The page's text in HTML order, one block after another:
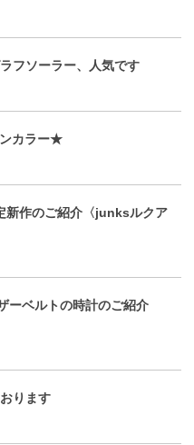
フソーラー、人気です
ンカラー★
新作のご紹介〈junksルクア
ーベルトの時計のご紹介
ります